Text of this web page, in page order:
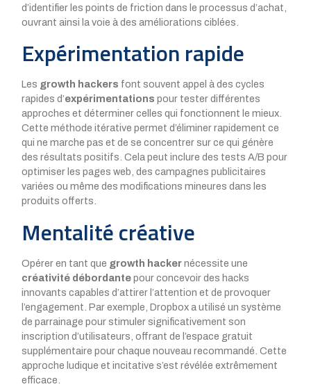
d’identifier les points de friction dans le processus d’achat,
ouvrant ainsi la voie à des améliorations ciblées.
Expérimentation rapide
Les growth hackers font souvent appel à des cycles
rapides d’expérimentations pour tester différentes
approches et déterminer celles qui fonctionnent le mieux.
Cette méthode itérative permet d’éliminer rapidement ce
qui ne marche pas et de se concentrer sur ce qui génère
des résultats positifs. Cela peut inclure des tests A/B pour
optimiser les pages web, des campagnes publicitaires
variées ou même des modifications mineures dans les
produits offerts.
Mentalité créative
Opérer en tant que growth hackernécessite une
créativité débordantepour concevoir des hacks
innovants capables d’attirer l’attention et de provoquer
l’engagement. Par exemple, Dropbox a utilisé un système
de parrainage pour stimuler significativement son
inscription d’utilisateurs, offrant de l’espace gratuit
supplémentaire pour chaque nouveau recommandé. Cette
approche ludique et incitative s’est révélée extrêmement
efficace.